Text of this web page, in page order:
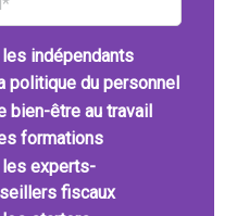
indépendants
politique du personnel
bien-être au travail
formations
les experts-
fiscaux